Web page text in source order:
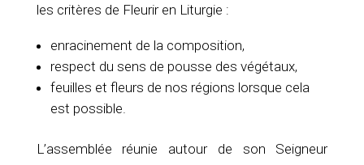
les critères de Fleurir en Liturgie :
enracinement de la composition,
respect du sens de pousse des végétaux,
feuilles et fleurs de nos régions lorsque cela
est possible.
L’assemblée réunie autour de son Seigneur